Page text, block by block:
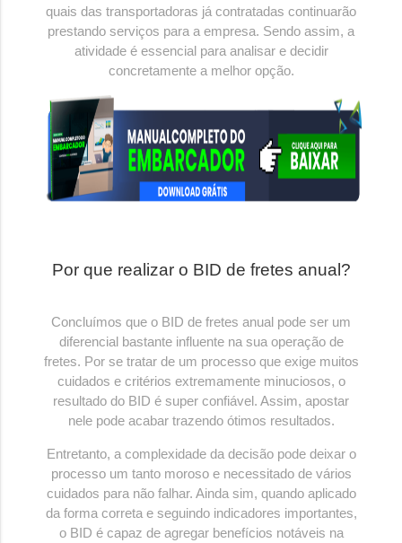
quais das transportadoras já contratadas continuarão
prestando serviços para a empresa. Sendo assim, a
atividade é essencial para analisar e decidir
concretamente a melhor opção.
Por que realizar o BID de fretes anual?
Concluímos que o BID de fretes anual pode ser um
diferencial bastante influente na sua operação de
fretes. Por se tratar de um processo que exige muitos
cuidados e critérios extremamente minuciosos, o
resultado do BID é super confiável. Assim, apostar
nele pode acabar trazendo ótimos resultados.
Entretanto, a complexidade da decisão pode deixar o
processo um tanto moroso e necessitado de vários
cuidados para não falhar. Ainda sim, quando aplicado
da forma correta e seguindo indicadores importantes,
o BID é capaz de agregar benefícios notáveis na